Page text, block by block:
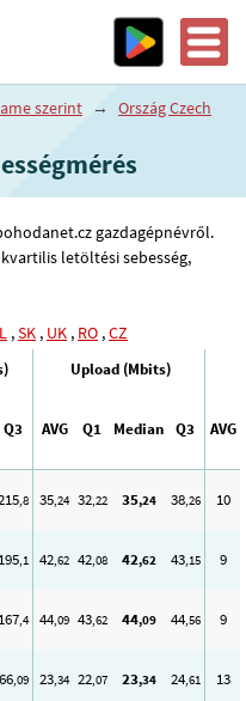
szerint →
Ország Czech
gazdagépnévről.
letöltési sebesség,
,SK , UK , RO ,CZ
Upload (Mbits)
Q3 AVG Q1 Median Q3 AVG
,8 35,24 32,22 35,24 38,26 10
195,1 42,62 42,08 42,62 43,15 9
167,4 44,09 43,62 44,09 44,56 9
66,09 23,34 22,07 23,34 24,61 13